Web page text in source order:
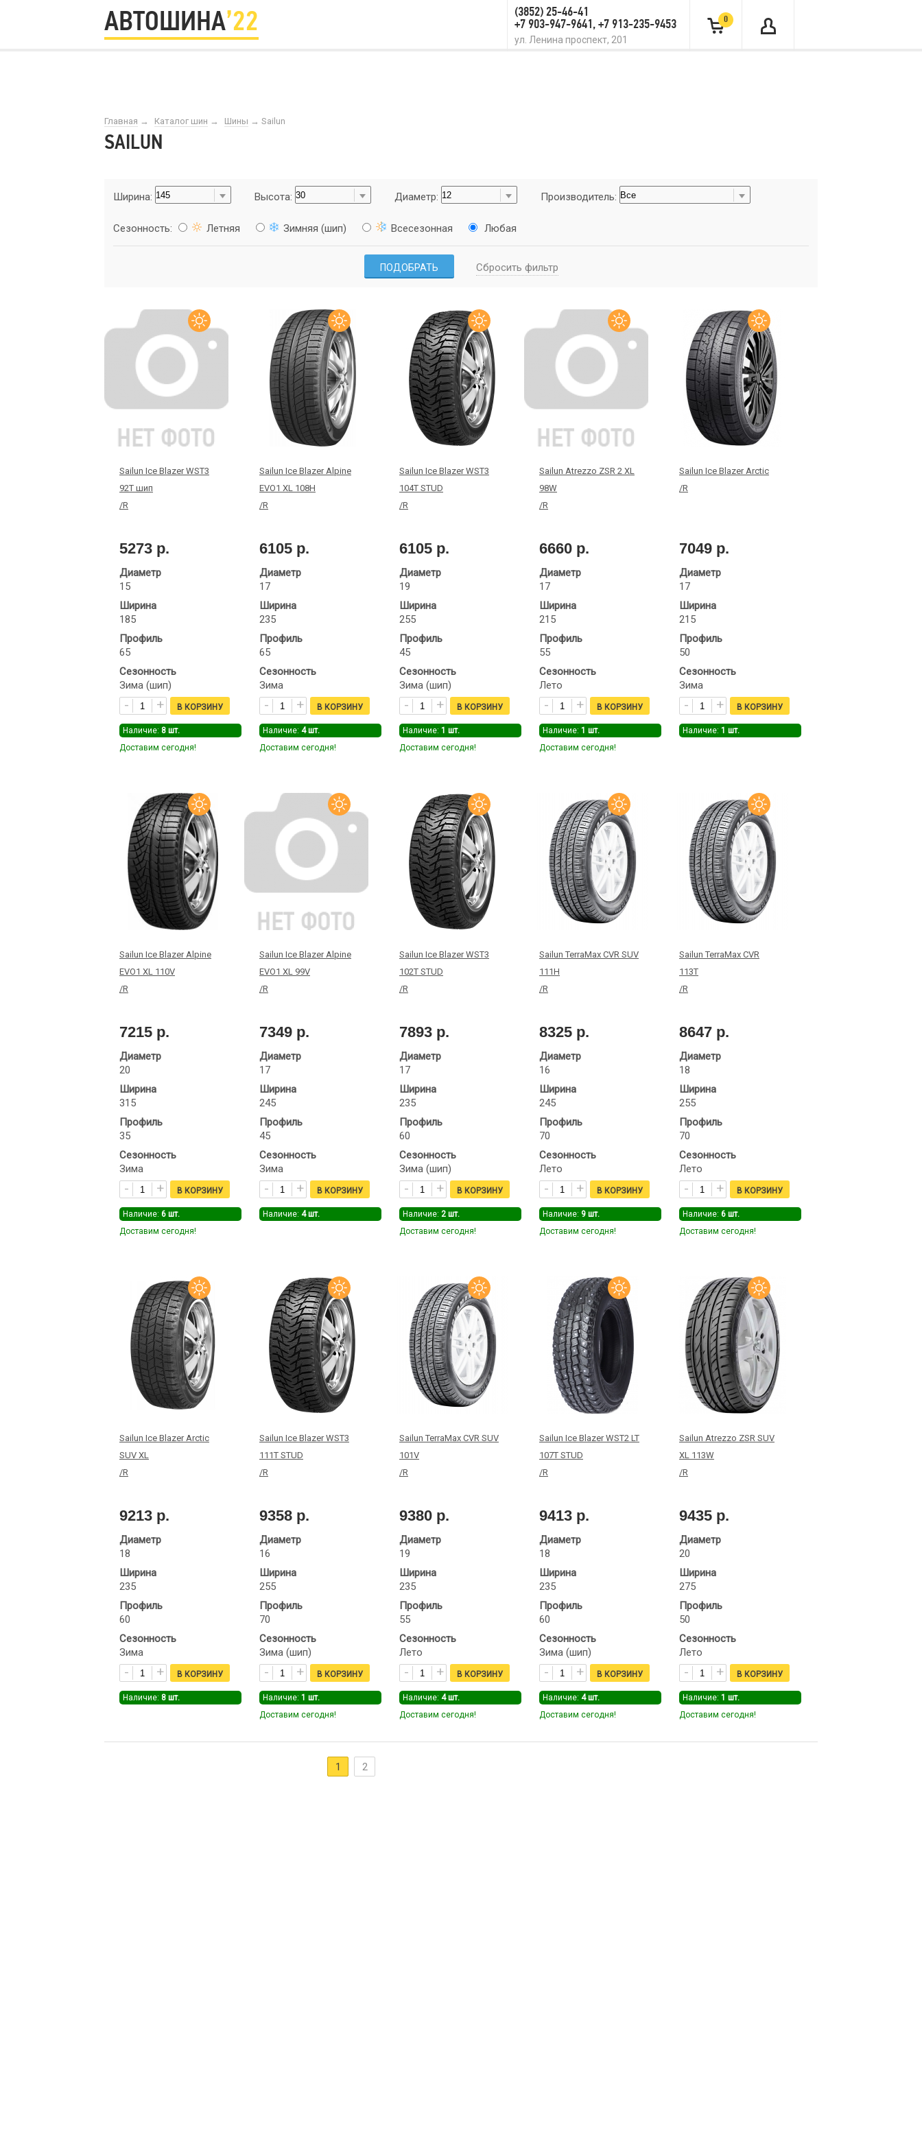
АВТОШИНА’22
(3852) 25-46-41
+7 903-947-9641, +7 913-235-9453
ул. Ленина проспект, 201
0
Главная → Каталог шин → Шины → Sailun
SAILUN
Ширина: Высота: Диаметр: Производитель:
Сезонность: Летняя Зимняя (шип) Всесезонная Любая
Сбросить фильтр
Sailun Ice Blazer WST3
92T шип
/R
5273 р.
Диаметр
15
Ширина
185
Профиль
65
Сезонность
Зима (шип)
Наличие: 8 шт.
Доставим сегодня!
Sailun Ice Blazer Alpine
EVO1 XL 108H
/R
6105 р.
Диаметр
17
Ширина
235
Профиль
65
Сезонность
Зима
Наличие: 4шт.
Доставим сегодня!
Sailun Ice Blazer WST3
104T STUD
/R
6105 р.
Диаметр
19
Ширина
255
Профиль
45
Сезонность
Зима (шип)
Наличие: 1 шт.
Доставим сегодня!
Sailun Atrezzo ZSR 2 XL
98W
/R
6660 р.
Диаметр
17
Ширина
215
Профиль
55
Сезонность
Лето
Наличие: 1 шт.
Доставим сегодня!
Sailun Ice Blazer Arctic
/R
7049 р.
Диаметр
17
Ширина
215
Профиль
50
Сезонность
Зима
Наличие: 1 шт.
Sailun Ice Blazer Alpine
EVO1 XL 110V
/R
7215 р.
Диаметр
20
Ширина
315
Профиль
35
Сезонность
Зима
Наличие: 6 шт.
Доставим сегодня!
Sailun Ice Blazer Alpine
EVO1 XL 99V
/R
7349 р.
Диаметр
17
Ширина
245
Профиль
45
Сезонность
Зима
Наличие: 4шт.
Sailun Ice Blazer WST3
102T STUD
/R
7893 р.
Диаметр
17
Ширина
235
Профиль
60
Сезонность
Зима (шип)
Наличие: 2 шт.
Доставим сегодня!
Sailun TerraMax CVR SUV
111H
/R
8325 р.
Диаметр
16
Ширина
245
Профиль
70
Сезонность
Лето
Наличие: 9 шт.
Доставим сегодня!
Sailun TerraMax CVR
113T
/R
8647 р.
Диаметр
18
Ширина
255
Профиль
70
Сезонность
Лето
Наличие: 6 шт.
Доставим сегодня!
Sailun Ice Blazer Arctic
SUV XL
/R
9213 р.
Диаметр
18
Ширина
235
Профиль
60
Сезонность
Зима
Наличие: 8 шт.
Sailun Ice Blazer WST3
111T STUD
/R
9358 р.
Диаметр
16
Ширина
255
Профиль
70
Сезонность
Зима (шип)
Наличие: 1 шт.
Доставим сегодня!
Sailun TerraMax CVR SUV
101V
/R
9380 р.
Диаметр
19
Ширина
235
Профиль
55
Сезонность
Лето
Наличие: 4шт.
Доставим сегодня!
Sailun Ice Blazer WST2 LT
107T STUD
/R
9413 р.
Диаметр
18
Ширина
235
Профиль
60
Сезонность
Зима (шип)
Наличие: 4шт.
Доставим сегодня!
Sailun Atrezzo ZSR SUV
XL 113W
/R
9435 р.
Диаметр
20
Ширина
275
Профиль
50
Сезонность
Лето
Наличие: 1 шт.
Доставим сегодня!
1 2